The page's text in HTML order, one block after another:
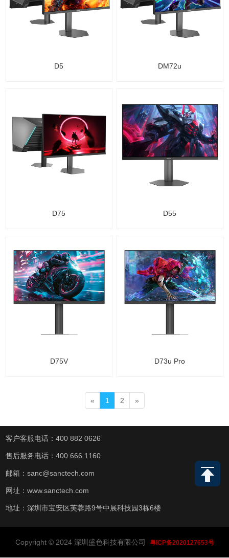
D5 DM72u
D75 D55
D75V D73u Pro
« 1 2 »
客户客服电话：400 882 0626
售后服务电话：400 666 1160
邮箱：sanc@sanctech.com
网址：www.sanctech.com
地址：深圳市宝安区芙蓉路9号中展科技园3栋6楼
Copyright © 2024 深圳盛色科技有限公司 粤ICP备2020127653号